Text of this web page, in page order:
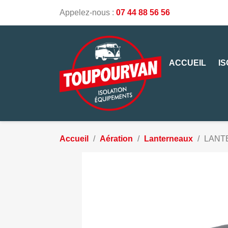
Appelez-nous : 07 44 88 56 56
ACCUEIL
Accueil Aération Lanterneaux